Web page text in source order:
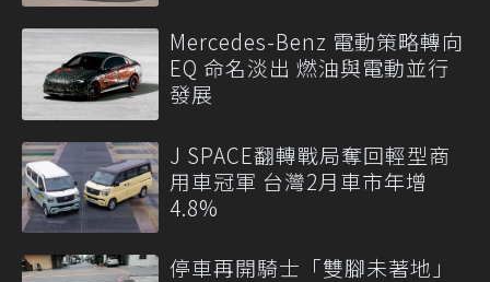
Mercedes-Benz 電動策略轉向
EQ 命名淡出 燃油與電動並行
發展
J SPACE翻轉戰局奪回輕型商
用車冠軍 台灣2月車市年增
4.8%
停車再開騎士「雙腳未著地」